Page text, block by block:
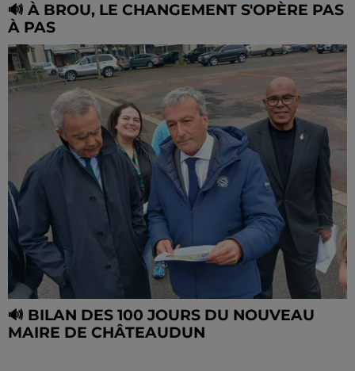
🔊 À BROU, LE CHANGEMENT S'OPÈRE PAS
À PAS
🔊 BILAN DES 100 JOURS DU NOUVEAU
MAIRE DE CHÂTEAUDUN